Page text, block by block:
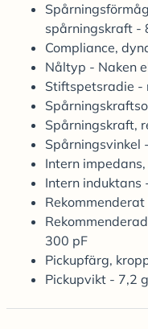
spårningskraft -
Compliance,
Nåltyp - Naken
Stiftspetsradie -
Spårningskraft,
Spårningsvinkel
Intern
Intern induktans
300 pF
Pickupfärg,
Pickupvikt - 7,2 g